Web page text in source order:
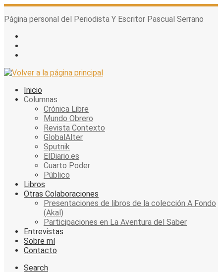
Skip
to
Página personal del Periodista Y Escritor Pascual Serrano
Inicio
Columnas
Crónica Libre
Mundo Obrero
Revista Contexto
GlobalAlter
Sputnik
ElDiario.es
Cuarto Poder
Público
Libros
Otras Colaboraciones
Presentaciones de libros de la colección A Fondo
(Akal)
Participaciones en La Aventura del Saber
Entrevistas
Sobre mí
Contacto
Search